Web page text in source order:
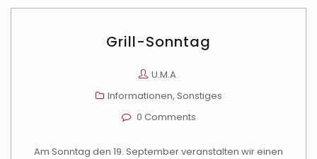
Grill-Sonntag
U.M.A.
Informationen, Sonstiges
0 Comments
Am Sonntag den 19. September veranstalten wir einen